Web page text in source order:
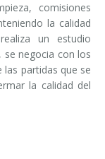
comisiones
la calidad
un estudio
negocia con los
partidas que se
la calidad del